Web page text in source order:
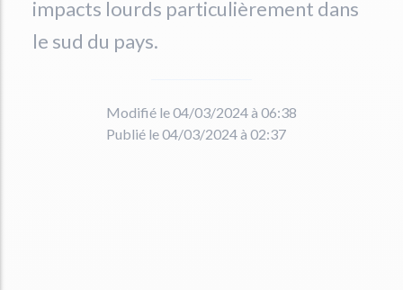
impacts lourds particulièrement dans
le sud du pays.
Modifié le 04/03/2024 à 06:38
Publié le 04/03/2024 à 02:37